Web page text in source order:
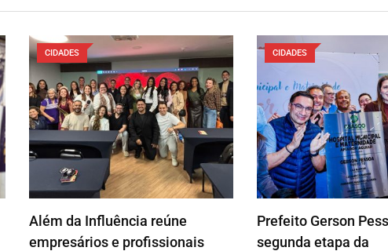
CIDADES
Além da Influência reúne
empresários e profissionais
CIDADES
Prefeito Gerson
segunda etapa da